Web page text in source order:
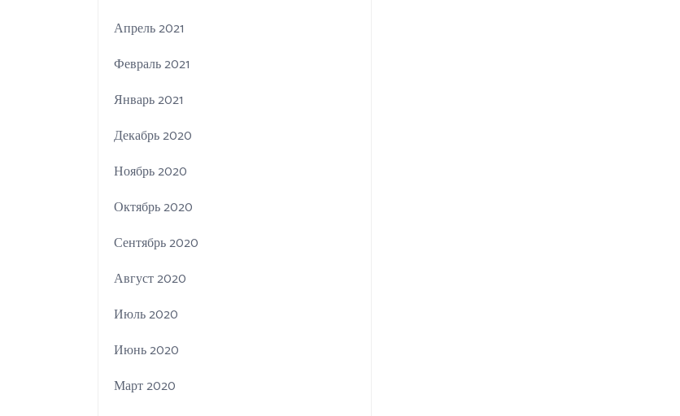
Апрель 2021
Февраль 2021
Январь 2021
Декабрь 2020
Ноябрь 2020
Октябрь 2020
Сентябрь 2020
Август 2020
Июль 2020
Июнь 2020
Март 2020